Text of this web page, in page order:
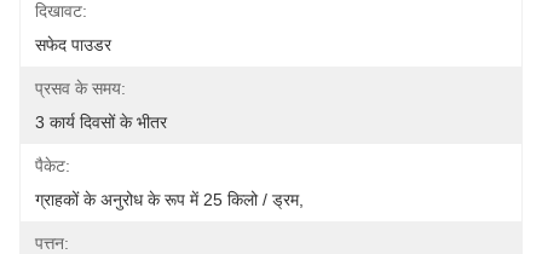
दिखावट:
सफेद पाउडर
प्रसव के समय:
3 कार्य दिवसों के भीतर
पैकेट:
ग्राहकों के अनुरोध के रूप में 25 किलो / ड्रम,
पत्तन: